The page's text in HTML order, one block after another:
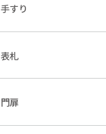
手すり
表札
門扉